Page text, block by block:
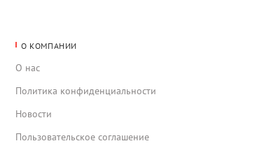
О КОМПАНИИ
О нас
Политика конфиденциальности
Новости
Пользовательское соглашение